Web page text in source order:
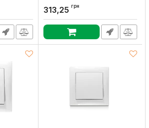
Артикул:
313,25 грн